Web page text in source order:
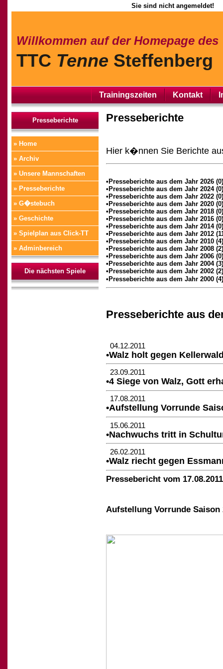
Sie sind nicht angemeldet!
Willkommen auf der Homepage des
TTC Tenne Steffenberg
Trainingszeiten Kontakt
Presseberichte
» Home
» Archiv
» Unsere Mannschaften
» Presseberichte
» G�stebuch
» Geschichte
» Spielplan aus Click-TT
» Adminbereich
Die nächsten Spiele
Presseberichte
Hier k�nnen Sie Berichte
•Presseberichte aus dem Jahr 2026 (0)
•Presseberichte aus dem Jahr 2024 (0)
•Presseberichte aus dem Jahr 2022 (0)
•Presseberichte aus dem Jahr 2020 (0)
•Presseberichte aus dem Jahr 2018 (0)
•Presseberichte aus dem Jahr 2016 (0)
•Presseberichte aus dem Jahr 2014 (0)
•Presseberichte aus dem Jahr 2012
•Presseberichte aus dem Jahr 2010 (4)
•Presseberichte aus dem Jahr 2008 (2)
•Presseberichte aus dem Jahr 2006 (0)
•Presseberichte aus dem Jahr 2004 (3)
•Presseberichte aus dem Jahr 2002 (2)
•Presseberichte aus dem Jahr 2000 (4)
Presseberichte aus
04.12.2011
•Walz holt gegen
23.09.2011
•4 Siege von Walz, Gott
17.08.2011
•Aufstellung Vorrunde
15.06.2011
•Nachwuchs tritt in
26.02.2011
•Walz riecht gegen
Pressebericht vom 17.08.2011
Aufstellung Vorrunde Saison